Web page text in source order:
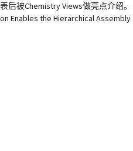
被Chemistry Views做亮点介绍。
Enables the Hierarchical